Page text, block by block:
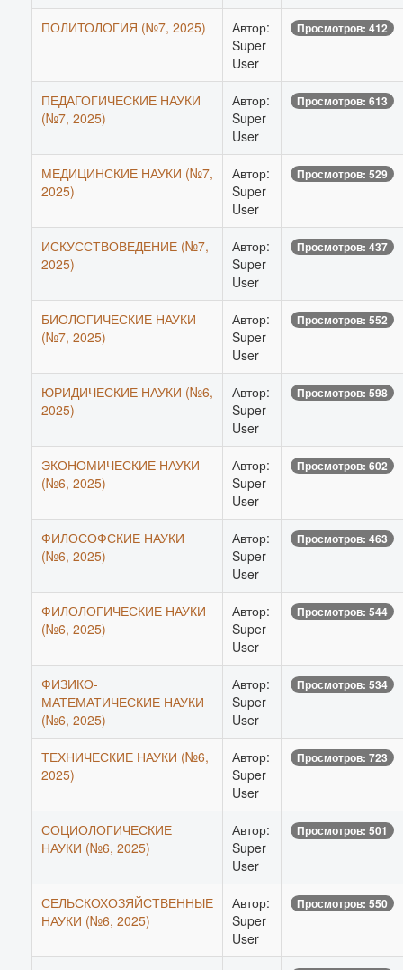
ПОЛИТОЛОГИЯ (№7, 2025)
Автор:
Super
User
Просмотров: 412
ПЕДАГОГИЧЕСКИЕ НАУКИ
(№7, 2025)
Автор:
Super
User
Просмотров: 613
МЕДИЦИНСКИЕ НАУКИ (№7,
2025)
Автор:
Super
User
Просмотров: 529
ИСКУССТВОВЕДЕНИЕ (№7,
2025)
Автор:
Super
User
Просмотров: 437
БИОЛОГИЧЕСКИЕ НАУКИ
(№7, 2025)
Автор:
Super
User
Просмотров: 552
ЮРИДИЧЕСКИЕ НАУКИ (№6,
2025)
Автор:
Super
User
Просмотров: 598
ЭКОНОМИЧЕСКИЕ НАУКИ
(№6, 2025)
Автор:
Super
User
Просмотров: 602
ФИЛОСОФСКИЕ НАУКИ
(№6, 2025)
Автор:
Super
User
Просмотров: 463
ФИЛОЛОГИЧЕСКИЕ НАУКИ
(№6, 2025)
Автор:
Super
User
Просмотров: 544
ФИЗИКО-
МАТЕМАТИЧЕСКИЕ НАУКИ
(№6, 2025)
Автор:
Super
User
Просмотров: 534
ТЕХНИЧЕСКИЕ НАУКИ (№6,
2025)
Автор:
Super
User
Просмотров: 723
СОЦИОЛОГИЧЕСКИЕ
НАУКИ (№6, 2025)
Автор:
Super
User
Просмотров: 501
СЕЛЬСКОХОЗЯЙСТВЕННЫЕ
НАУКИ (№6, 2025)
Автор:
Super
User
Просмотров: 550